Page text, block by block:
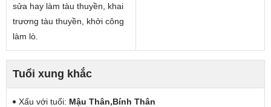
sửa hay làm tàu thuyền, khai
trương tàu thuyền, khởi công
làm lò.
Tuổi xung khắc
Xấu với tuổi: Mậu Thân,Bính Thân